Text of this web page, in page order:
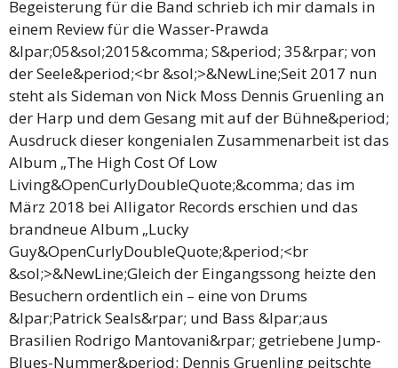
Begeisterung für die Band schrieb ich mir damals in
einem Review für die Wasser-Prawda
&lpar;05&sol;2015&comma; S&period; 35&rpar; von
der Seele&period;<br &sol;>&NewLine;Seit 2017 nun
steht als Sideman von Nick Moss Dennis Gruenling an
der Harp und dem Gesang mit auf der Bühne&period;
Ausdruck dieser kongenialen Zusammenarbeit ist das
Album „The High Cost Of Low
Living&OpenCurlyDoubleQuote;&comma; das im
März 2018 bei Alligator Records erschien und das
brandneue Album „Lucky
Guy&OpenCurlyDoubleQuote;&period;<br
&sol;>&NewLine;Gleich der Eingangssong heizte den
Besuchern ordentlich ein – eine von Drums
&lpar;Patrick Seals&rpar; und Bass &lpar;aus
Brasilien Rodrigo Mantovani&rpar; getriebene Jump-
Blues-Nummer&period; Dennis Gruenling peitschte